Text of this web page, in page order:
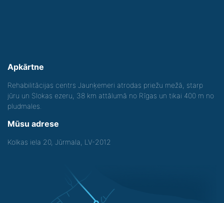
Apkārtne
Rehabilitācijas centrs Jaunķemeri atrodas priežu mežā, starp
jūru un Slokas ezeru, 38 km attālumā no Rīgas un tikai 400 m no
pludmales.
Mūsu adrese
Kolkas iela 20, Jūrmala, LV-2012